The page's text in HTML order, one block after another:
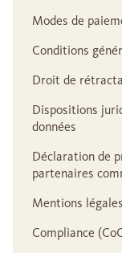
Modes de
Conditions
Droit de
Dispositions
données
Déclaration de
partenaires
Mentions légales
Compliance